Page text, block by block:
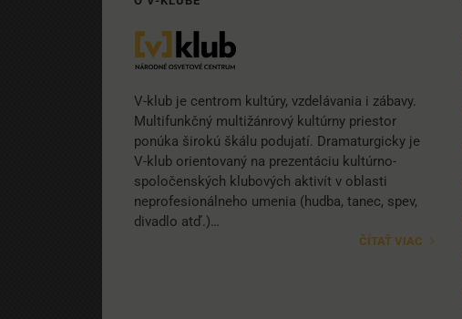
V-klub je centrom kultúry, vzdelávania i zábavy.
Multifunkčný multižánrový kultúrny priestor
ponúka širokú škálu podujatí. Dramaturgicky je
V-klub orientovaný na prezentáciu kultúrno-
spoločenských klubových aktivít v oblasti
neprofesionálneho umenia (hudba, tanec, spev,
divadlo atď.)…
ČÍTAŤ VIAC